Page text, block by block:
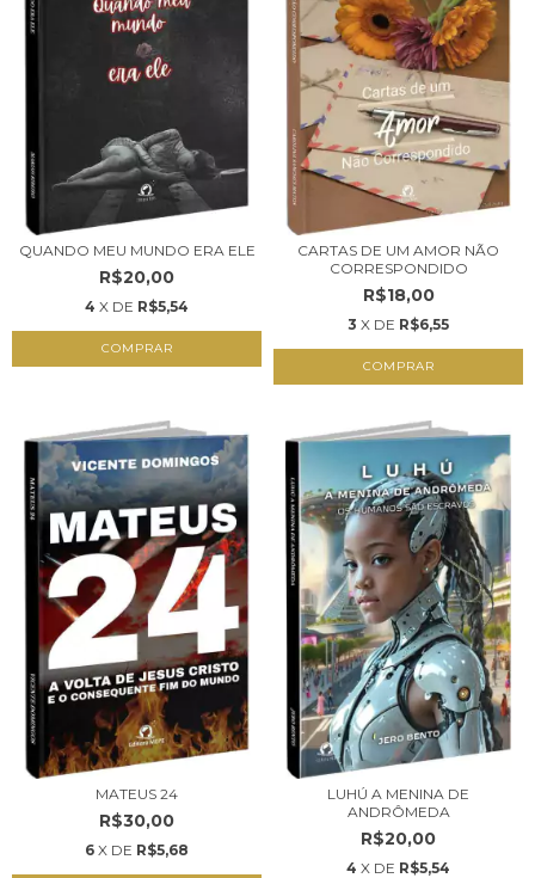
QUANDO MEU MUNDO ERA ELE
R$20,00
4 X DE R$5,54
COMPRAR
CARTAS DE UM AMOR NÃO
CORRESPONDIDO
R$18,00
3 X DE R$6,55
COMPRAR
MATEUS 24
R$30,00
6 X DE R$5,68
LUHÚ A MENINA DE
ANDRÔMEDA
R$20,00
4 X DE R$5,54